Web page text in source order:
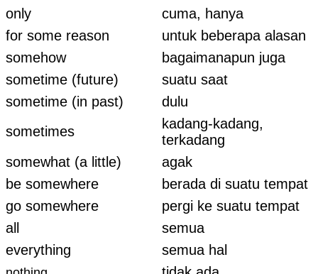
only
cuma, hanya
for some reason
untuk beberapa alasan
somehow
bagaimanapun juga
sometime (future)
suatu saat
sometime (in past)
dulu
sometimes
kadang-kadang,
terkadang
somewhat (a little)
agak
be somewhere
berada di suatu tempat
go somewhere
pergi ke suatu tempat
all
semua
everything
semua hal